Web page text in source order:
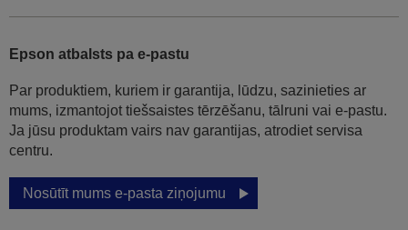
Epson atbalsts pa e-pastu
Par produktiem, kuriem ir garantija, lūdzu, sazinieties ar
mums, izmantojot tiešsaistes tērzēšanu, tālruni vai e-pastu.
Ja jūsu produktam vairs nav garantijas, atrodiet servisa
centru.
Nosūtīt mums e-pasta ziņojumu